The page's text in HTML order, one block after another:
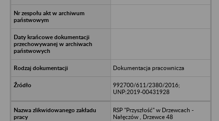
Dokumentacja pracownicza
992700/611/2380/2016;
UNP:2019-00431928
RSP "Przyszłość" w Drzewcach -
Nałęczów , Drzewce 48